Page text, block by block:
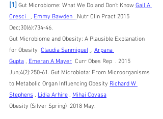
[1] Gut Microbiome: What We Do and Don't Know Gail A
Cresci
, Emmy Bawden
Nutr Clin Pract 2015
Dec;30(6):734-46.
Gut Microbiome and Obesity: A Plausible Explanation
for Obesity Claudia Sanmiguel , Arpana
Gupta , Emeran A Mayer Curr Obes Rep  . 2015
Jun;4(2):250-61. Gut Microbiota: From Microorganisms
to Metabolic Organ Influencing Obesity Richard W
Stephens , Lidia Arhire , Mihai Covasa
Obesity (Silver Spring)  2018 May.